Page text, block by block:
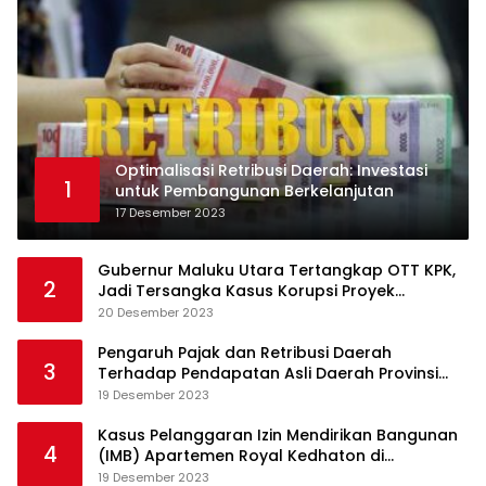
1
Optimalisasi Retribusi Daerah: Investasi
untuk Pembangunan Berkelanjutan
17 Desember 2023
2
Gubernur Maluku Utara Tertangkap OTT KPK,
Jadi Tersangka Kasus Korupsi Proyek
Pengadaan Barang dan Jasa
20 Desember 2023
3
Pengaruh Pajak dan Retribusi Daerah
Terhadap Pendapatan Asli Daerah Provinsi
Jambi
19 Desember 2023
4
Kasus Pelanggaran Izin Mendirikan Bangunan
(IMB) Apartemen Royal Kedhaton di
Yogyakarta
19 Desember 2023